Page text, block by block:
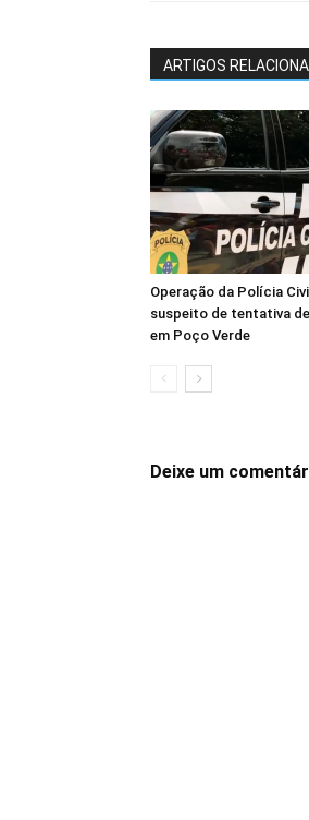
ARTIGOS
Operação da Polícia
suspeito de tentativa
em Poço Verde
Deixe um